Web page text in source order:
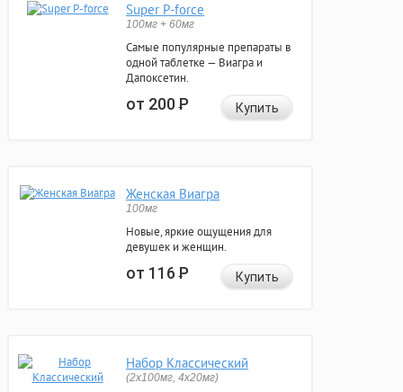
Super P-force
100мг + 60мг
Самые популярные препараты в
одной таблетке — Виагра и
Дапоксетин.
от 200Р Купить
Женская Виагра
100мг
Новые, яркие ощущения для
девушек и женщин.
от 116Р Купить
Набор Классический
(2x100мг, 4x20мг)